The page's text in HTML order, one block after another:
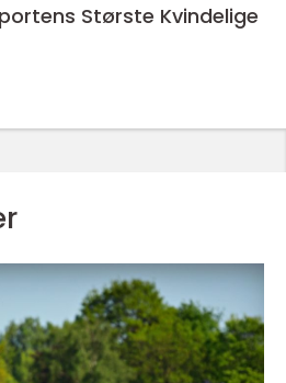
Største Kvindelige